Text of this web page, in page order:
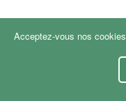
Acceptez-vous nos cookies